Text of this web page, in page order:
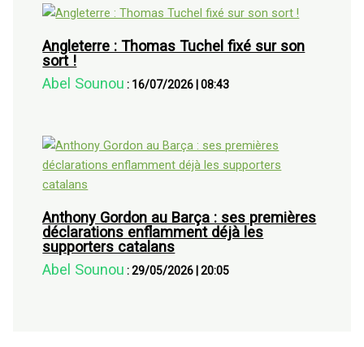
Angleterre : Thomas Tuchel fixé sur son
sort !
Abel Sounou : 16/07/2026 |08:43
Anthony Gordon au Barça : ses premières
déclarations enflamment déjà les
supporters catalans
Abel Sounou :29/05/2026 |20:05